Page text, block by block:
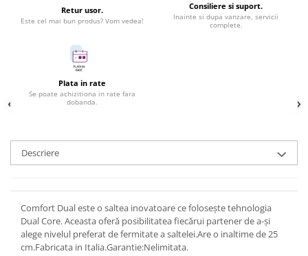
Retur usor.
Este cel mai bun produs? Vom vedea!
Consiliere si suport.
Inainte si dupa vanzare, servicii
complete.
Plata in rate
Se poate achizitiona in rate fara
dobanda.
Descriere
Comfort Dual este o saltea inovatoare ce folosește tehnologia
Dual Core. Aceasta oferă posibilitatea fiecărui partener de a-și
alege nivelul preferat de fermitate a saltelei.Are o inaltime de 25
cm.Fabricata in Italia.Garantie:Nelimitata.